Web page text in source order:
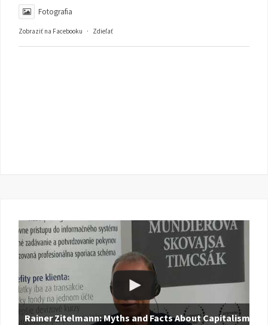
Fotografia
Zobraziť na Facebooku · Zdieľať
Rainer Zitelmann: Myths and Facts About Capitalism |